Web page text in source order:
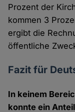
Prozent der
kommen 3
ergibt die
öffentliche
Fazit für
In keinem
konnte ein